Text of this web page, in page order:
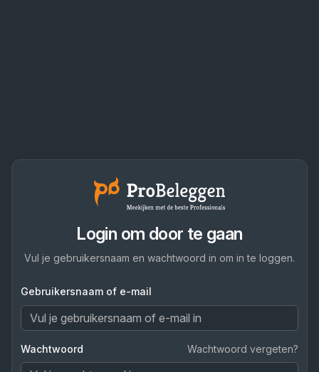
Login om door te gaan
Vul je gebruikersnaam en wachtwoord in om in te loggen.
Gebruikersnaam of e-mail
Wachtwoord Wachtwoord vergeten?